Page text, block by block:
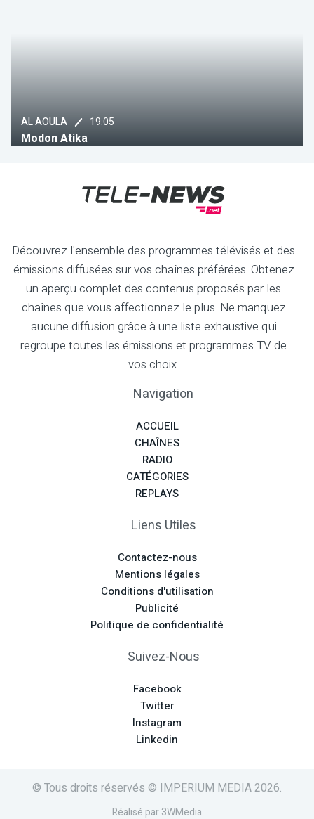
AL AOULA 19:05
Modon Atika
Découvrez l'ensemble des programmes télévisés et des
émissions diffusées sur vos chaînes préférées. Obtenez
un aperçu complet des contenus proposés par les
chaînes que vous affectionnez le plus. Ne manquez
aucune diffusion grâce à une liste exhaustive qui
regroupe toutes les émissions et programmes TV de
vos choix.
Navigation
ACCUEIL
CHAÎNES
RADIO
CATÉGORIES
REPLAYS
Liens Utiles
Contactez-nous
Mentions légales
Conditions d'utilisation
Publicité
Politique de confidentialité
Suivez-Nous
Facebook
Twitter
Instagram
Linkedin
© Tous droits réservés © IMPERIUM MEDIA 2026.
Réalisé par 3WMedia